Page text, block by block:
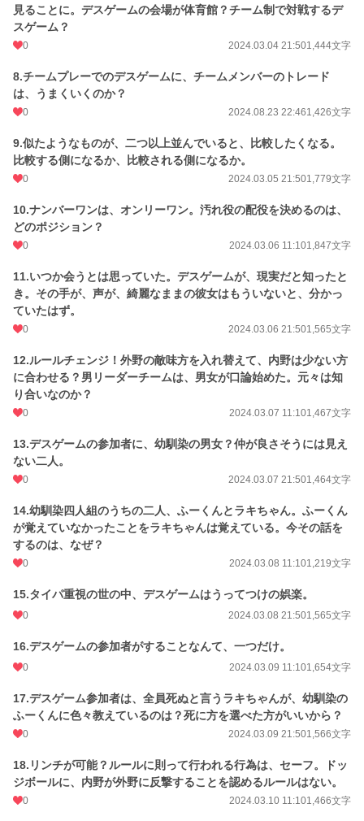
週間ポイント
月間ポイント
年間ポイント 71,843 pt (7,864 位)
累計ポイント
見ることに。デスゲームの会場が体育館？チーム制で対戦するデ
スゲーム？
0 2024.03.04 21:501,444文字
8.チームプレーでのデスゲームに、チームメンバーのトレード
は、うまくいくのか？
0 2024.08.23 22:461,426文字
9.似たようなものが、二つ以上並んでいると、比較したくなる。
比較する側になるか、比較される側になるか。
0 2024.03.05 21:501,779文字
10.ナンバーワンは、オンリーワン。汚れ役の配役を決めるのは、
どのポジション？
0 2024.03.06 11:101,847文字
11.いつか会うとは思っていた。デスゲームが、現実だと知ったと
き。その手が、声が、綺麗なままの彼女はもういないと、分かっ
ていたはず。
0 2024.03.06 21:501,565文字
12.ルールチェンジ！外野の敵味方を入れ替えて、内野は少ない方
に合わせる？男リーダーチームは、男女が口論始めた。元々は知
り合いなのか？
0 2024.03.07 11:101,467文字
13.デスゲームの参加者に、幼馴染の男女？仲が良さそうには見え
ない二人。
0 2024.03.07 21:501,464文字
14.幼馴染四人組のうちの二人、ふーくんとラキちゃん。ふーくん
が覚えていなかったことをラキちゃんは覚えている。今その話を
するのは、なぜ？
0 2024.03.08 11:101,219文字
15.タイパ重視の世の中、デスゲームはうってつけの娯楽。
0 2024.03.08 21:501,565文字
16.デスゲームの参加者がすることなんて、一つだけ。
0 2024.03.09 11:101,654文字
17.デスゲーム参加者は、全員死ぬと言うラキちゃんが、幼馴染の
ふーくんに色々教えているのは？死に方を選べた方がいいから？
0 2024.03.09 21:501,566文字
18.リンチが可能？ルールに則って行われる行為は、セーフ。ドッ
ジボールに、内野が外野に反撃することを認めるルールはない。
0 2024.03.10 11:101,466文字